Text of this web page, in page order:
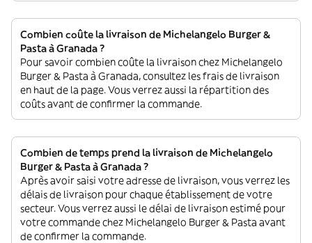
Combien coûte la livraison de Michelangelo Burger &
Pasta à Granada ?
Pour savoir combien coûte la livraison chez Michelangelo
Burger & Pasta à Granada, consultez les frais de livraison
en haut de la page. Vous verrez aussi la répartition des
coûts avant de confirmer la commande.
Combien de temps prend la livraison de Michelangelo
Burger & Pasta à Granada ?
Après avoir saisi votre adresse de livraison, vous verrez les
délais de livraison pour chaque établissement de votre
secteur. Vous verrez aussi le délai de livraison estimé pour
votre commande chez Michelangelo Burger & Pasta avant
de confirmer la commande.